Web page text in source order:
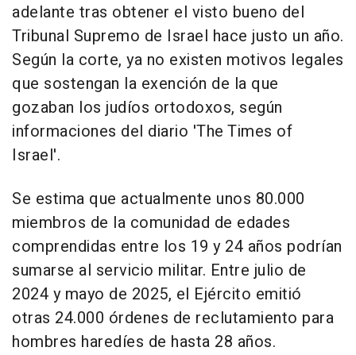
adelante tras obtener el visto bueno del
Tribunal Supremo de Israel hace justo un año.
Según la corte, ya no existen motivos legales
que sostengan la exención de la que
gozaban los judíos ortodoxos, según
informaciones del diario 'The Times of
Israel'.
Se estima que actualmente unos 80.000
miembros de la comunidad de edades
comprendidas entre los 19 y 24 años podrían
sumarse al servicio militar. Entre julio de
2024 y mayo de 2025, el Ejército emitió
otras 24.000 órdenes de reclutamiento para
hombres haredíes de hasta 28 años.